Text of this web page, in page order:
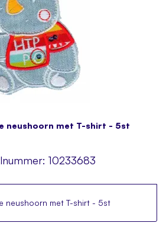
neushoorn met T-shirt - 5st
10233683
neushoorn met T-shirt - 5st